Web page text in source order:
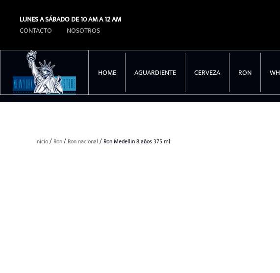
Ir al contenido principal
LUNES A SÁBADO DE 10 AM A 12 AM
CONTACTO
NOSOTROS
HOME AGUARDIENTE CERVEZA RON
Inicio/ Ron/ Ron nacional / Ron Medellin 8 años 375 ml